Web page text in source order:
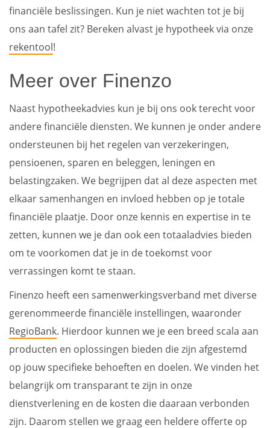
financiële beslissingen. Kun je niet wachten tot je bij
ons aan tafel zit? Bereken alvast je hypotheek via onze
rekentool!
Meer over Finenzo
Naast hypotheekadvies kun je bij ons ook terecht voor
andere financiële diensten. We kunnen je onder andere
ondersteunen bij het regelen van verzekeringen,
pensioenen, sparen en beleggen, leningen en
belastingzaken. We begrijpen dat al deze aspecten met
elkaar samenhangen en invloed hebben op je totale
financiële plaatje. Door onze kennis en expertise in te
zetten, kunnen we je dan ook een totaaladvies bieden
om te voorkomen dat je in de toekomst voor
verrassingen komt te staan.
Finenzo heeft een samenwerkingsverband met diverse
gerenommeerde financiële instellingen, waaronder
RegioBank. Hierdoor kunnen we je een breed scala aan
producten en oplossingen bieden die zijn afgestemd
op jouw specifieke behoeften en doelen. We vinden het
belangrijk om transparant te zijn in onze
dienstverlening en de kosten die daaraan verbonden
zijn. Daarom stellen we graag een heldere offerte op